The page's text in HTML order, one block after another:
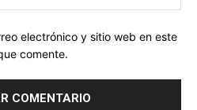
electrónico y sitio web en este
comente.